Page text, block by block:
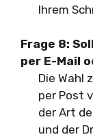
Ihrem
Frage 8:
per E-Mail
Die Wahl
per Post
der Art
und der